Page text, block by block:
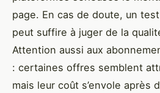
page. En cas de doute, un
peut suffire à juger de la
Attention aussi aux
: certaines offres semblent
mais leur coût s’envole après